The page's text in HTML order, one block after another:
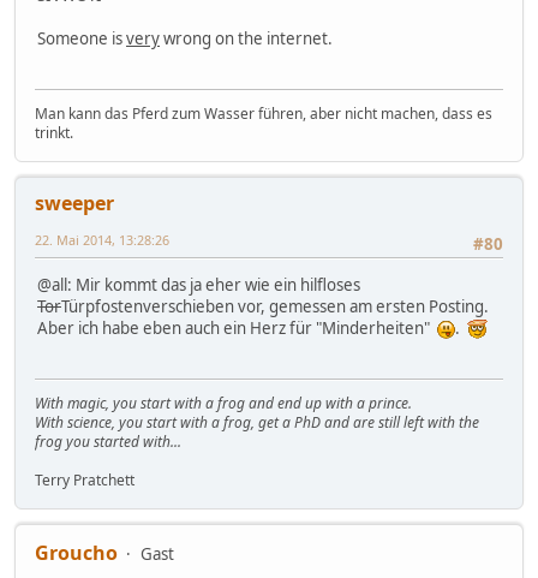
Someone isverywrong on the internet.
Man kann das Pferd zum Wasser führen, aber nicht machen, dass es
trinkt.
sweeper
#80
22. Mai 2014, 13:28:26
@all: Mir kommt das ja eher wie ein hilfloses
TorTürpfostenverschieben vor, gemessen am ersten Posting.
Aber ich habe eben auch ein Herz für "Minderheiten"
.
With magic, you start with a frog and end up with a prince.
With science, you start with a frog, get a PhD and are still left with the
frog you started with...
Terry Pratchett
Groucho
Gast